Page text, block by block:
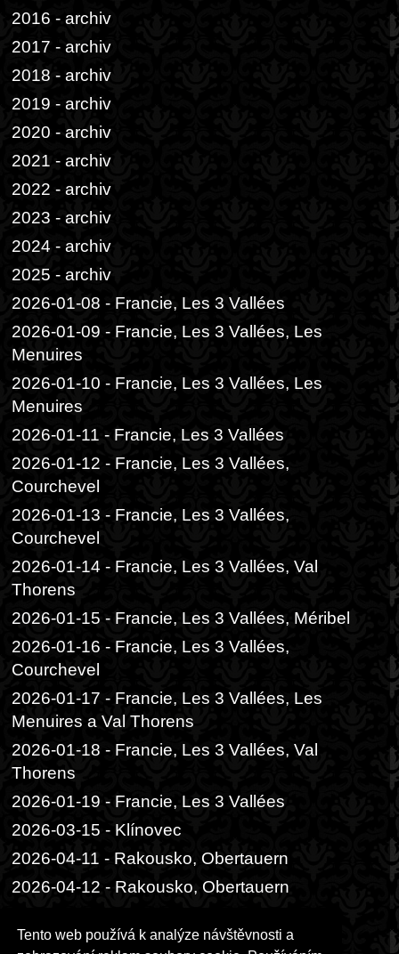
Tento web používá k analýze návštěvnosti a
2016 - archiv
2017 - archiv
2018 - archiv
2019 - archiv
2020 - archiv
2021 - archiv
2022 - archiv
2023 - archiv
2024 - archiv
2025 - archiv
2026-01-08 - Francie, Les 3 Vallées
2026-01-09 - Francie, Les 3 Vallées, Les
Menuires
2026-01-10 - Francie, Les 3 Vallées, Les
Menuires
2026-01-11 - Francie, Les 3 Vallées
2026-01-12 - Francie, Les 3 Vallées,
Courchevel
2026-01-13 - Francie, Les 3 Vallées,
Courchevel
2026-01-14 - Francie, Les 3 Vallées, Val
Thorens
2026-01-15 - Francie, Les 3 Vallées, Méribel
2026-01-16 - Francie, Les 3 Vallées,
Courchevel
2026-01-17 - Francie, Les 3 Vallées, Les
Menuires a Val Thorens
2026-01-18 - Francie, Les 3 Vallées, Val
Thorens
2026-01-19 - Francie, Les 3 Vallées
2026-03-15 - Klínovec
2026-04-11 - Rakousko, Obertauern
2026-04-12 - Rakousko, Obertauern
Brzobohatého